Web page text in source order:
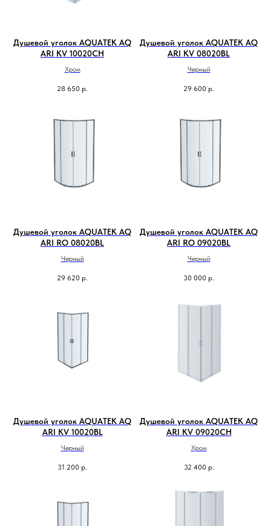
Душевой уголок AQUATEK AQ
ARI KV 10020CH
Хром
28 650 р.
Душевой уголок AQUATEK AQ
ARI KV 08020BL
Черный
29 600 р.
Душевой уголок AQUATEK AQ
ARI RO 08020BL
Черный
29 620 р.
Душевой уголок AQUATEK AQ
ARI RO 09020BL
Черный
30 000 р.
Душевой уголок AQUATEK AQ
ARI KV 10020BL
Черный
31 200 р.
Душевой уголок AQUATEK AQ
ARI KV 09020CH
Хром
32 400 р.